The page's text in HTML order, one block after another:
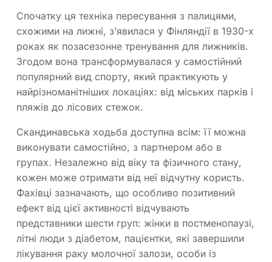
Спочатку ця техніка пересування з палицями,
схожими на лижні, з’явилася у Фінляндії в 1930-х
роках як позасезонне тренування для лижників.
Згодом вона трансформувалася у самостійний
популярний вид спорту, який практикують у
найрізноманітніших локаціях: від міських парків і
пляжів до лісових стежок.
Скандинавська ходьба доступна всім: її можна
виконувати самостійно, з партнером або в
групах. Незалежно від віку та фізичного стану,
кожен може отримати від неї відчутну користь.
Фахівці зазначають, що особливо позитивний
ефект від цієї активності відчувають
представники шести груп: жінки в постменопаузі,
літні люди з діабетом, пацієнтки, які завершили
лікування раку молочної залози, особи із